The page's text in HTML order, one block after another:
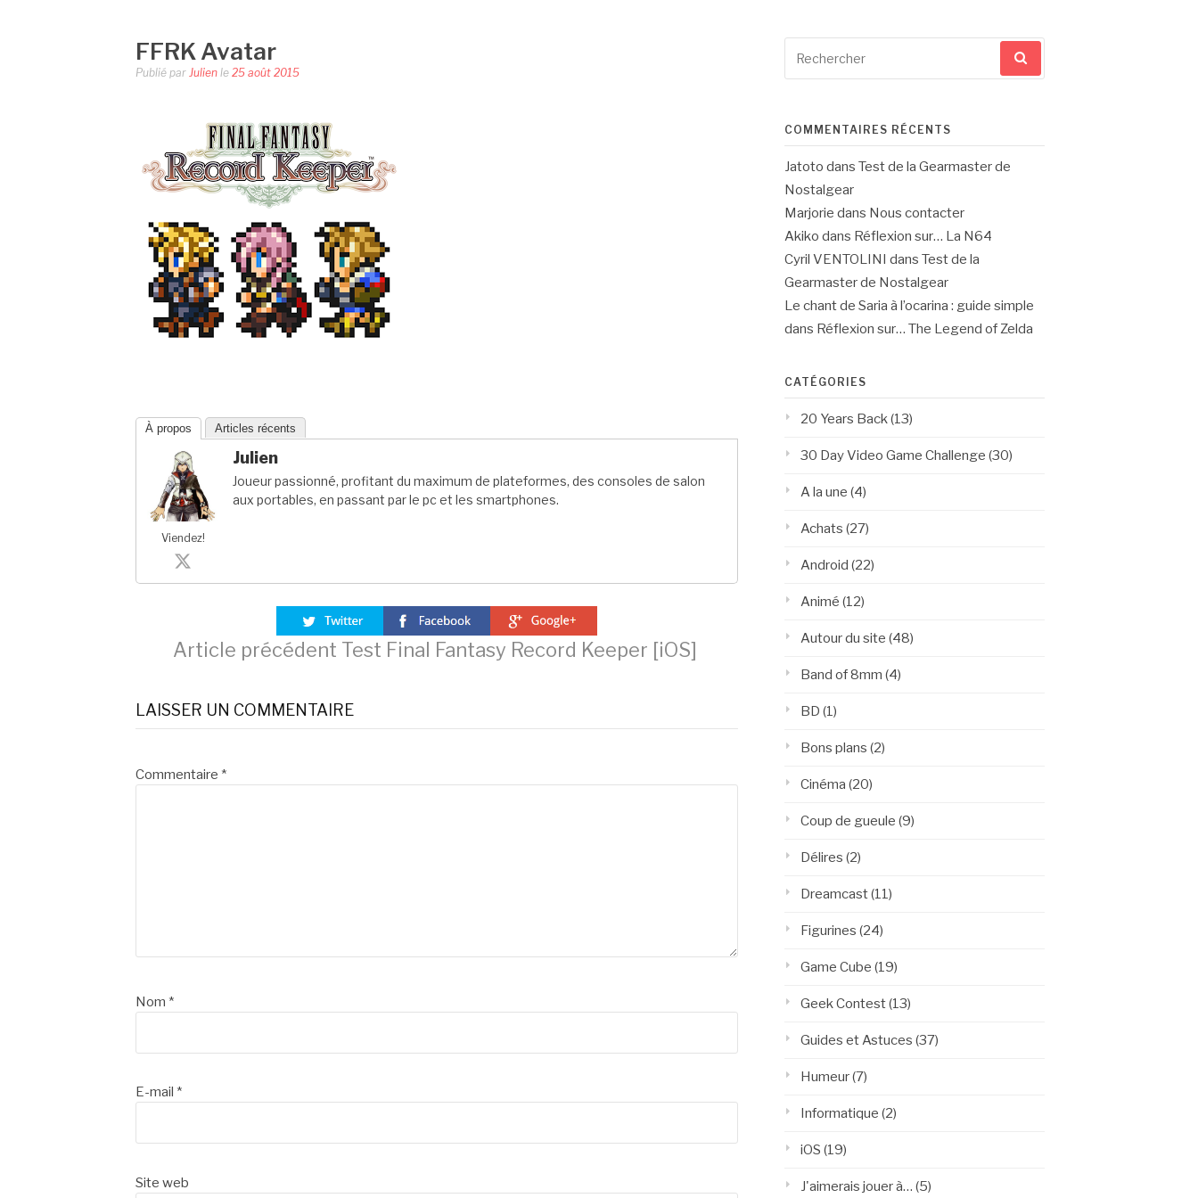
FFRK Avatar
Publié par Julien le 25 août 2015
À propos Articles récents
Viendez!
Julien
Joueur passionné, profitant du maximum de plateformes, des consoles de salon
aux portables, en passant par le pc et les smartphones.
Lire
la
suite
Article précédent Test Final Fantasy Record Keeper [iOS]
LAISSER UN COMMENTAIRE
Commentaire *
Nom *
E-mail *
Site web
pour
COMMENTAIRES RÉCENTS
Jatoto dans Test de la Gearmaster de
Nostalgear
Marjorie dans Nous contacter
Akiko dans Réflexion sur… La N64
Cyril VENTOLINI dans Test de la
Gearmaster de Nostalgear
Le chant de Saria à l’ocarina : guide simple
dans Réflexion sur… The Legend of Zelda
CATÉGORIES
20 Years Back (13)
30 Day Video Game Challenge (30)
A la une (4)
Achats (27)
Android (22)
Animé (12)
Autour du site (48)
Band of 8mm (4)
BD (1)
Bons plans (2)
Cinéma (20)
Coup de gueule (9)
Délires (2)
Dreamcast(11)
Figurines (24)
Game Cube (19)
Geek Contest(13)
Guides et Astuces (37)
Humeur(7)
Informatique (2)
iOS (19)
J'aimerais jouer à… (5)